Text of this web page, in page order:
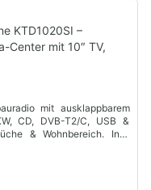
KTD1020SI –
Center mit 10″ TV,
mit ausklappbarem
CD, DVB-T2/C, USB &
& Wohnbereich. Inkl.